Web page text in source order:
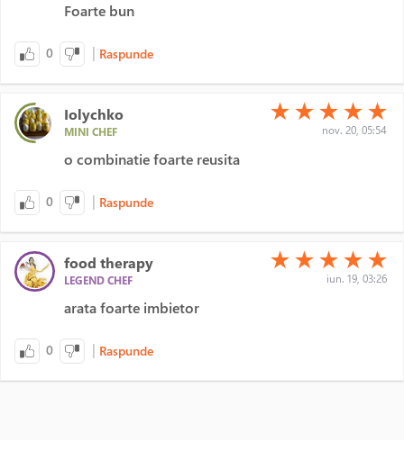
Foarte bun
0 | Raspunde
Iolychko
MINI CHEF
(*)
★ (*)
★ (*)
★ (*)
★ (*)
★
nov. 20, 05:54
o combinatie foarte reusita
0 | Raspunde
food therapy
LEGEND CHEF
(*)
★ (*)
★ (*)
★ (*)
★ (*)
★
iun. 19, 03:26
arata foarte imbietor
0 | Raspunde